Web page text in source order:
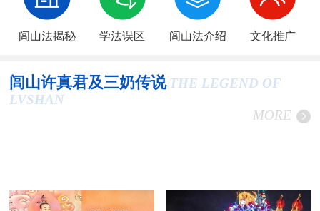
闾山法揭秘 学法误区 闾山法介绍 文化推广
闾山许真君及三奶传说 THE LEGEND OF
LVSHAN
MORE